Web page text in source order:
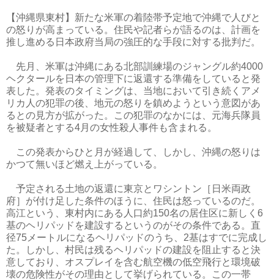
【沖縄県東村】新たな米軍の着陸帯予定地で沖縄で人びと
の怒りが高まっている。住民や記者らが語るのは、計画を
推し進める日本政府当局の強圧的な手段に対する批判だ。
先月、米軍は沖縄にある北部訓練場のジャングル約4000
ヘクタールを日本の管理下に返還する準備をしていると発
表した。発表のタイミングは、当地において引き続くアメ
リカ人の犯罪の後、地元の怒りを鎮めようという意図があ
るとの見方が拡がった。この犯罪のなかには、元海兵隊員
を被疑者とする4月の女性殺人事件も含まれる。
この発表からひと月が経過して、しかし、沖縄の怒りは
かつて無いほど燃え上がっている。
予定される土地の返還に東京とワシントン［日米両政
府］が付け足した条件のほうに、住民は怒っているのだ。
高江という、東村内にある人口約150名の居住区に新しく6
基のヘリパッドを建設するというのがその条件である。直
径75メートルになるヘリパッドのうち、2基はすでに完成し
た。しかし、村民は残るヘリパッドの建設を阻止すると決
意しており、オスプレイを含む航空機の低空飛行と環境破
壊の危険性がその理由として挙げられている。この一帯